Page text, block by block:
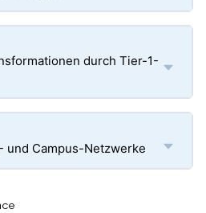
durch Tier-1-
und Campus-Netzwerke